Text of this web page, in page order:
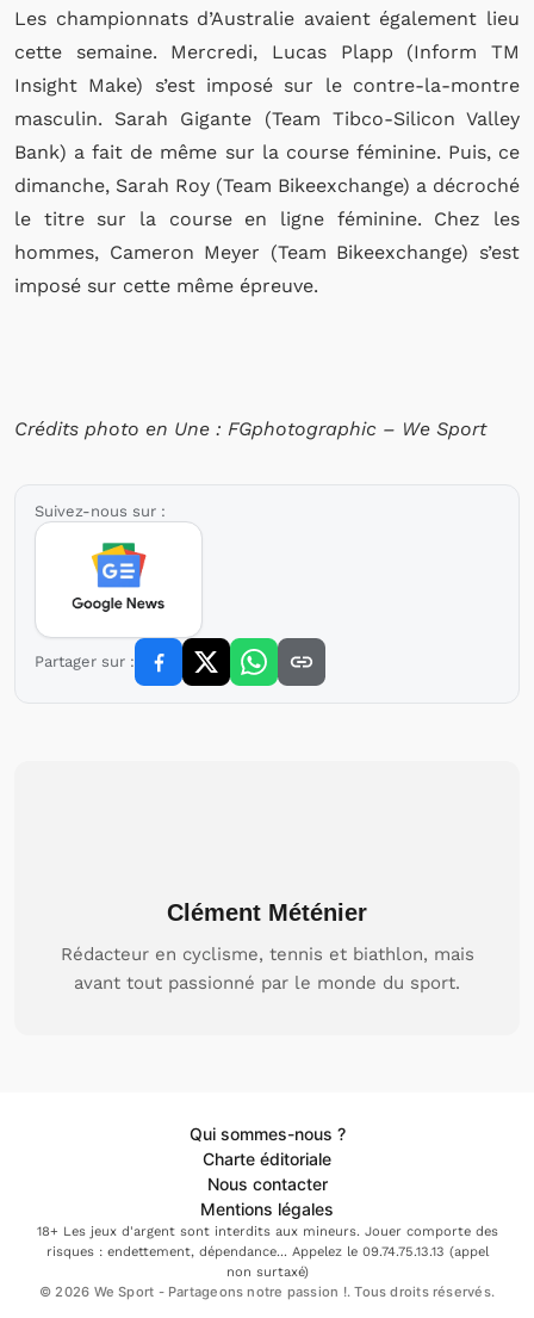
Les championnats d’Australie avaient également lieu
cette semaine. Mercredi, Lucas Plapp (Inform TM
Insight Make) s’est imposé sur le contre-la-montre
masculin. Sarah Gigante (Team Tibco-Silicon Valley
Bank) a fait de même sur la course féminine. Puis, ce
dimanche, Sarah Roy (Team Bikeexchange) a décroché
le titre sur la course en ligne féminine. Chez les
hommes, Cameron Meyer (Team Bikeexchange) s’est
imposé sur cette même épreuve.
Crédits photo en Une : FGphotographic – We Sport
Suivez-nous sur :
Partager sur :
Clément Méténier
Rédacteur en cyclisme, tennis et biathlon, mais
avant tout passionné par le monde du sport.
Qui sommes-nous ?
Charte éditoriale
Nous contacter
Mentions légales
18+ Les jeux d'argent sont interdits aux mineurs. Jouer comporte des
risques : endettement, dépendance... Appelez le 09.74.75.13.13 (appel
non surtaxé)
© 2026 We Sport - Partageons notre passion !. Tous droits réservés.